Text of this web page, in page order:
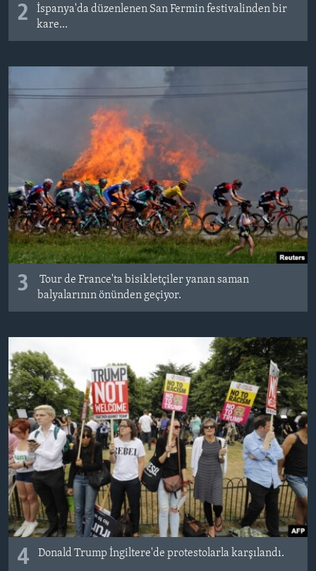
2
İspanya'da düzenlenen San Fermin festivalinden bir
kare...
3
Tour de France'ta bisikletçiler yanan saman
balyalarının önünden geçiyor.
4 Donald Trump İngiltere'de protestolarla karşılandı.